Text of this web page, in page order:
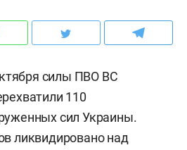
силы ПВО ВС
110
сил Украины.
ликвидировано над